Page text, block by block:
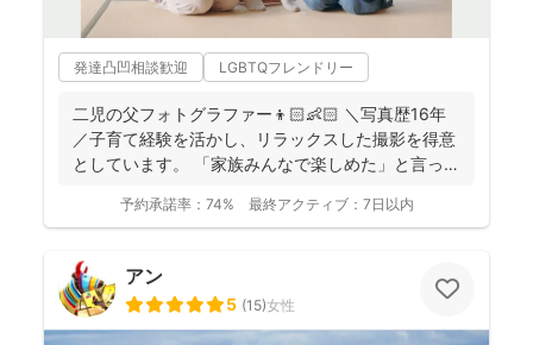
発達凸凹相談歓迎 LGBTQフレンドリー
二児の父フォトグラファー👦🏻👶🏻 ＼写真歴16年
／子育て経験を活かし、リラックスした撮影を得意
としています。 「家族みんなで楽しめた」と言って
予約承諾率： 74% 最終アクティブ： 7日以内
アン
5 (15)女性